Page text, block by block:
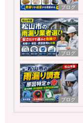
ブログ
ブログ
ブログ